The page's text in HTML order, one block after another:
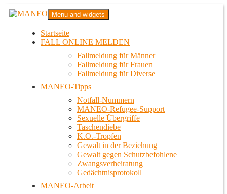
Zum
InhaltMANEO
Das schwule Anti-Gewalt-Projekt in Berlin
Menu and widgets
Startseite
FALL ONLINE MELDEN
Fallmeldung für Männer
Fallmeldung für Frauen
Fallmeldung für Diverse
MANEO-Tipps
Notfall-Nummern
MANEO-Refugee-Support
Sexuelle Übergriffe
Taschendiebe
K.O.-Tropfen
Gewalt in der Beziehung
Gewalt gegen Schutzbefohlene
Zwangsverheiratung
Gedächtnisprotokoll
MANEO-Arbeit